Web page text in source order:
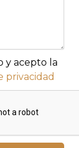
y acepto la
privacidad